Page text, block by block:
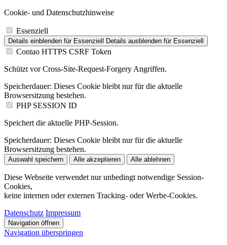
Cookie- und Datenschutzhinweise
Essenziell
Details einblenden für Essenziell Details ausblenden für Essenziell
Contao HTTPS CSRF Token
Schützt vor Cross-Site-Request-Forgery Angriffen.
Speicherdauer: Dieses Cookie bleibt nur für die aktuelle
Browsersitzung bestehen.
PHP SESSION ID
Speichert die aktuelle PHP-Session.
Speicherdauer: Dieses Cookie bleibt nur für die aktuelle
Browsersitzung bestehen.
Auswahl speichern Alle akzeptieren Alle ablehnen
Diese Webseite verwendet nur unbedingt notwendige Session-
Cookies,
keine internen oder externen Tracking- oder Werbe-Cookies.
Datenschutz Impressum
Navigation öffnen
Navigation überspringen